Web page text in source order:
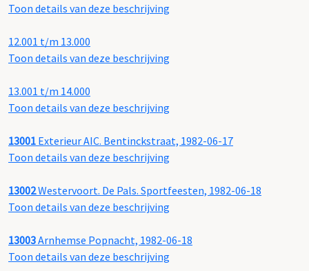
Toon details van deze beschrijving
12.001 t/m 13.000
Toon details van deze beschrijving
13.001 t/m 14.000
Toon details van deze beschrijving
13001 Exterieur AIC. Bentinckstraat, 1982-06-17
Toon details van deze beschrijving
13002Westervoort. De Pals. Sportfeesten, 1982-06-18
Toon details van deze beschrijving
13003Arnhemse Popnacht, 1982-06-18
Toon details van deze beschrijving